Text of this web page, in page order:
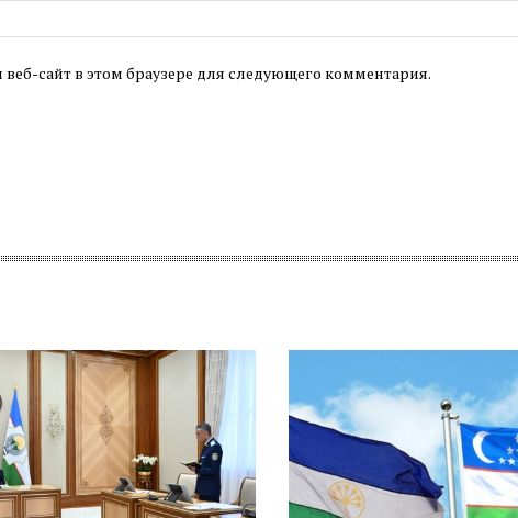
сайт в этом браузере для следующего комментария.